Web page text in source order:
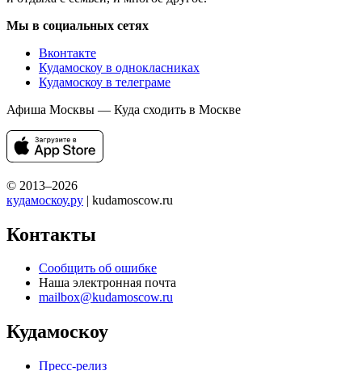
Мы в социальных сетях
Вконтакте
Кудамоскоу в однокласниках
Кудамоскоу в телеграме
Афиша Москвы — Куда сходить в Москве
© 2013–2026
кудамоскоу.ру | kudamoscow.ru
Контакты
Сообщить об ошибке
Наша электронная почта
mailbox@kudamoscow.ru
Кудамоскоу
Пресс-релиз